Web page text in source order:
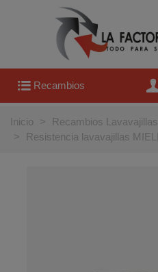
Recambios
Inicio > Recambios Lavavajillas
>
Resistencia lavavajillas